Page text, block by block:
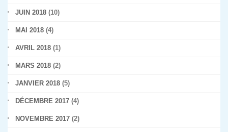
JUIN 2018 (10)
MAI 2018 (4)
AVRIL 2018 (1)
MARS 2018 (2)
JANVIER 2018 (5)
DÉCEMBRE 2017 (4)
NOVEMBRE 2017 (2)